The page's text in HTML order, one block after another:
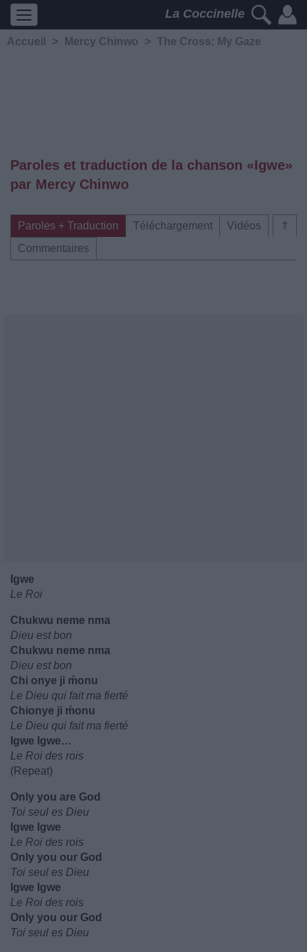
La Coccinelle
Accueil > Mercy Chinwo > The Cross: My Gaze
Paroles et traduction de la chanson «Igwe»
par Mercy Chinwo
⇑
Paroles + Traduction Téléchargement
Vidéos
Commentaires
Igwe
Le Roi
Chukwu neme nma
Dieu est bon
Chukwu neme nma
Dieu est bon
Chi onye ji ḿonu
Le Dieu qui fait ma fierté
Chionye ji ḿonu
Le Dieu qui fait ma fierté
Igwe Igwe…
Le Roi des rois
(Repeat)
Only you are God
Toi seul es Dieu
Igwe Igwe
Le Roi des rois
Only you our God
Toi seul es Dieu
Igwe Igwe
Le Roi des rois
Only you our God
Toi seul es Dieu